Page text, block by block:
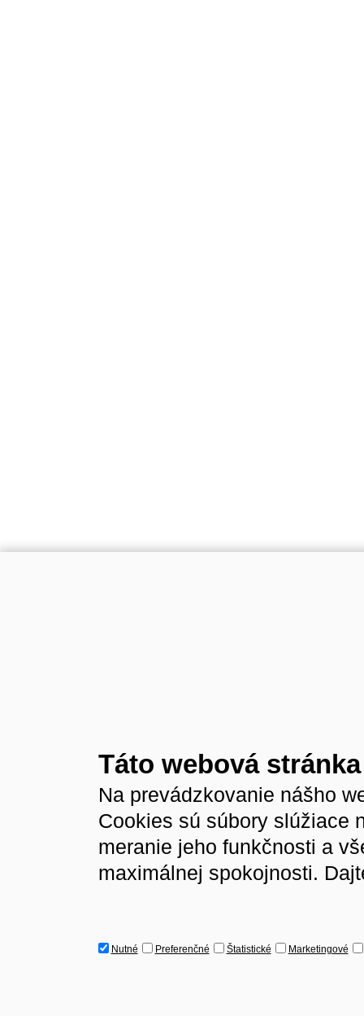
Táto webová
Na prevádzkovanie nášho
Cookies sú súbory slúžiace
meranie jeho funkčnosti a
maximálnej spokojnosti.
Nutné Preferenčné Štatistické Marketingové